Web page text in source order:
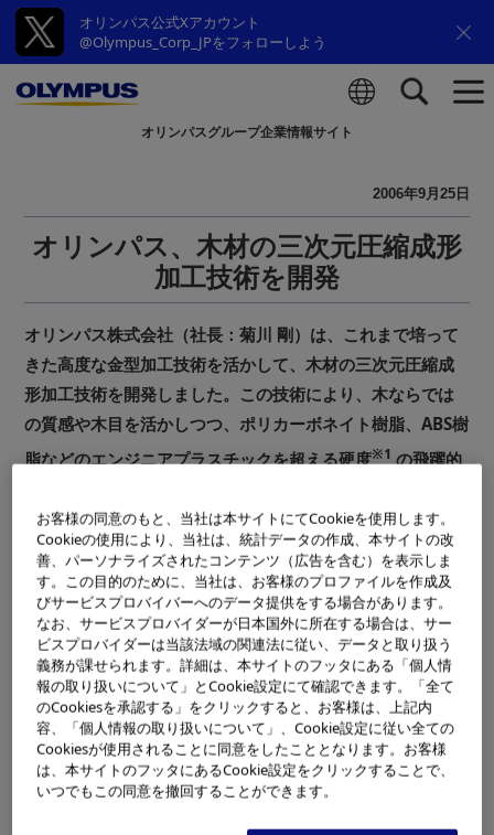
オリンパス公式Xアカウント
@Olympus_Corp_JPをフォローしよう
オリンパスグループ企業情報サイト
2006年9月25日
オリンパス、木材の三次元圧縮成形
加工技術を開発
オリンパス株式会社（社長：菊川 剛）は、これまで培って
きた高度な金型加工技術を活かして、木材の三次元圧縮成
形加工技術を開発しました。この技術により、木ならでは
の質感や木目を活かしつつ、ポリカーボネイト樹脂、ABS樹
脂などのエンジニアプラスチックを超える硬度※1 の飛躍的
に適用することにより、商品の情緒的価値を高め、人々に
持つ喜びを提供できるものと考えます。
※
1
ビッカース硬度試験法に基づく当社試験による
（比較対象のポリカーボネイト樹脂とABS樹脂
は、一般に電子機器の外装等に用いられる樹
脂）
技術開発の背景
「効率・利便性・安価」を追求した画一的な大量生産・大
量消費でモノの飽和状態が進む中、モノに対するこだわ
お客様の同意のもと、当社は本サイトにてCookieを使用します。
Cookieの使用により、当社は、統計データの作成、本サイトの改
善、パーソナライズされたコンテンツ（広告を含む）を表示しま
す。この目的のために、当社は、お客様のプロファイルを作成及
びサービスプロバイバーへのデータ提供をする場合があります。
なお、サービスプロバイダーが日本国外に所在する場合は、サー
ビスプロバイダーは当該法域の関連法に従い、データと取り扱う
義務が課せられます。詳細は、本サイトのフッタにある「個人情
報の取り扱いについて」とCookie設定にて確認できます。「全て
のCookiesを承認する」をクリックすると、お客様は、上記内
容、「個人情報の取り扱いについて」、Cookie設定に従い全ての
Cookiesが使用されることに同意をしたこととなります。お客様
は、本サイトのフッタにあるCookie設定をクリックすることで、
いつでもこの同意を撤回することができます。